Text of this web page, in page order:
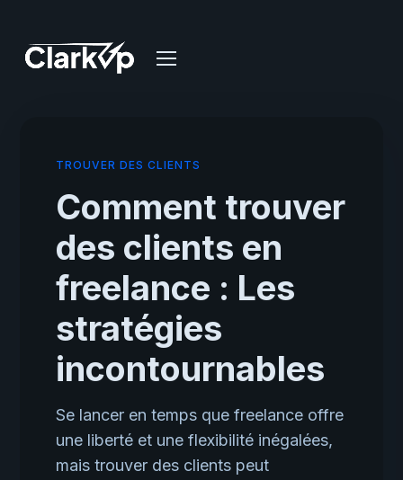
TROUVER DES CLIENTS
Comment trouver
des clients en
freelance : Les
stratégies
incontournables
Se lancer en temps que freelance offre
une liberté et une flexibilité inégalées,
mais trouver des clients peut